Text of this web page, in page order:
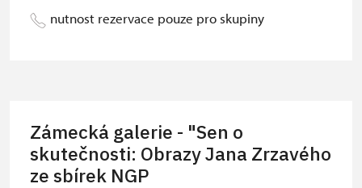
ČR*
Průkaz ICOMOS*
nutnost rezervace pouze pro skupiny
Zámecká galerie - "Sen o
skutečnosti: Obrazy Jana Zrzavého
ze sbírek NGP